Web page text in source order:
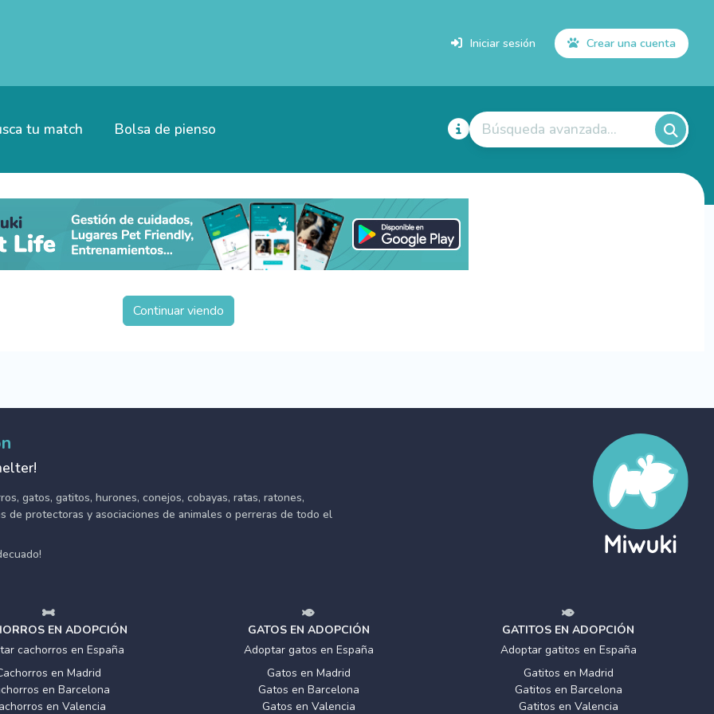
Iniciar sesión Crear una cuenta
tu match Bolsa de pienso Búsqueda avanzada...
Continuar viendo
gatos, gatitos, hurones, conejos, cobayas, ratas, ratones,
de protectoras y asociaciones de animales o perreras de todo el
EN ADOPCIÓN
cachorros en España
en Madrid
en Barcelona
en Valencia
GATOS EN ADOPCIÓN
Adoptar gatos en España
Gatos en Madrid
Gatos en Barcelona
Gatos en Valencia
GATITOS EN ADOPCIÓN
Adoptar gatitos en España
Gatitos en Madrid
Gatitos en Barcelona
Gatitos en Valencia